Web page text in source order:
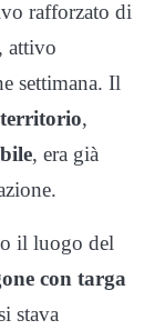
rafforzato di
, attivo
settimana. Il
,
, era già
il luogo del
con targa
stava